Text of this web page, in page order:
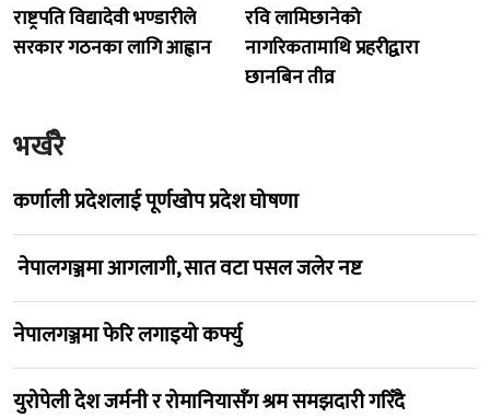
राष्ट्रपति विद्यादेवी भण्डारीले
सरकार गठनका लागि आह्वान
रवि लामिछानेको
नागरिकतामाथि प्रहरीद्वारा
छानबिन तीव्र
भर्खरै
कर्णाली प्रदेशलाई पूर्णखोप प्रदेश घोषणा
नेपालगञ्जमा आगलागी, सात वटा पसल जलेर नष्ट
नेपालगञ्जमा फेरि लगाइयो कर्फ्यु
युरोपेली देश जर्मनी र रोमानियासँग श्रम समझदारी गरिँदै